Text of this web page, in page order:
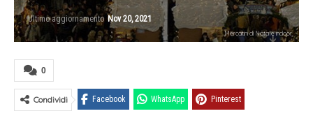
Ultimo aggiornamento Nov 20, 2021
Mercatini di Natale indoor
0
Condividi Facebook WhatsApp Pinterest